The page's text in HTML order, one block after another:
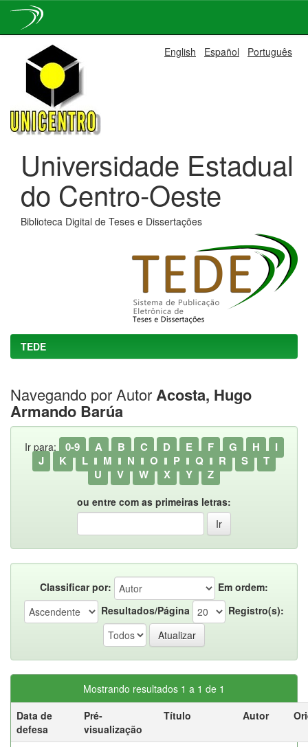
navigation
English Español Português
Universidade Estadual
do Centro-Oeste
Biblioteca Digital de Teses e Dissertações
TEDE
Navegando por AutorAcosta, Hugo
Armando Barúa
Ir para: 0-9 A B C D E F G H
I
J
K L M N O P Q R S
T
U
V W X Y Z
ou entre com as primeiras letras:
Classificar por:
Em ordem:
Resultados/Página
Registro(s):
Mostrando resultados 1 a 1 de 1
Data de
defesa
Pré-
visualização
Título Autor